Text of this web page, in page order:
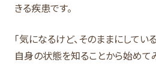
きる疾患です。
「気になるけど、そのままにしてい
自身の状態を知ることから始めて